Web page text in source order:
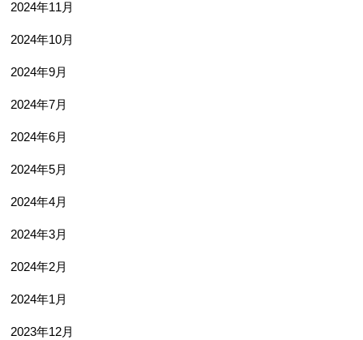
2024年11月
2024年10月
2024年9月
2024年7月
2024年6月
2024年5月
2024年4月
2024年3月
2024年2月
2024年1月
2023年12月